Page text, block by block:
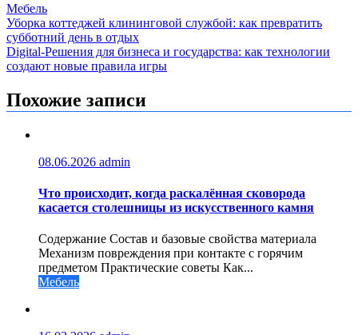
Мебель
Навигация
по
записям
Уборка коттеджей клининговой службой: как превратить
субботний день в отдых
Digital-Решения для бизнеса и государства: как технологии
создают новые правила игры
Похожие записи
08.06.2026 admin
Что происходит, когда раскалённая сковорода
касается столешницы из искусственного камня
Содержание Состав и базовые свойства материала
Механизм повреждения при контакте с горячим
предметом Практические советы Как...
Мебель